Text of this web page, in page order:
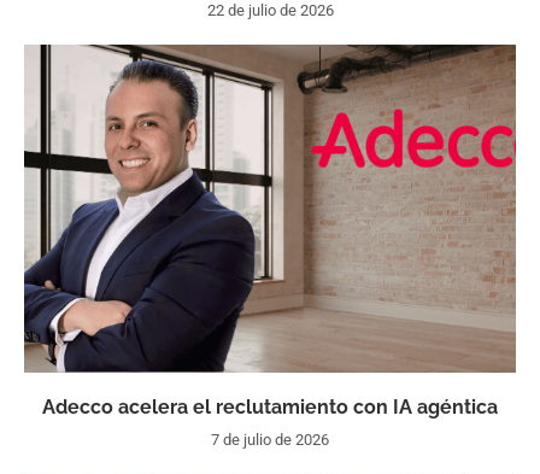
22 de julio de 2026
Adecco acelera el reclutamiento con IA agéntica
7 de julio de 2026